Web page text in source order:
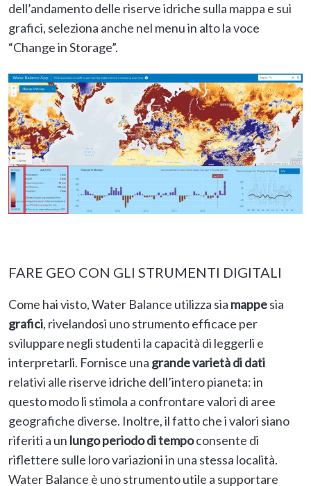
dell’andamento delle riserve idriche sulla mappa e sui
grafici, seleziona anche nel menu in alto la voce
“Change in Storage”.
FARE GEO CON GLI STRUMENTI DIGITALI
Come hai visto, Water Balance utilizza sia mappesia
grafici, rivelandosi uno strumento efficace per
sviluppare negli studenti la capacità di leggerli e
interpretarli. Fornisce una grande varietà di dati
relativi alle riserve idriche dell’intero pianeta: in
questo modo li stimola a confrontare valori di aree
geografiche diverse. Inoltre, il fatto che i valori siano
riferiti a un lungo periodo di tempoconsente di
riflettere sulle loro variazioni in una stessa località.
Water Balance è uno strumento utile a supportare